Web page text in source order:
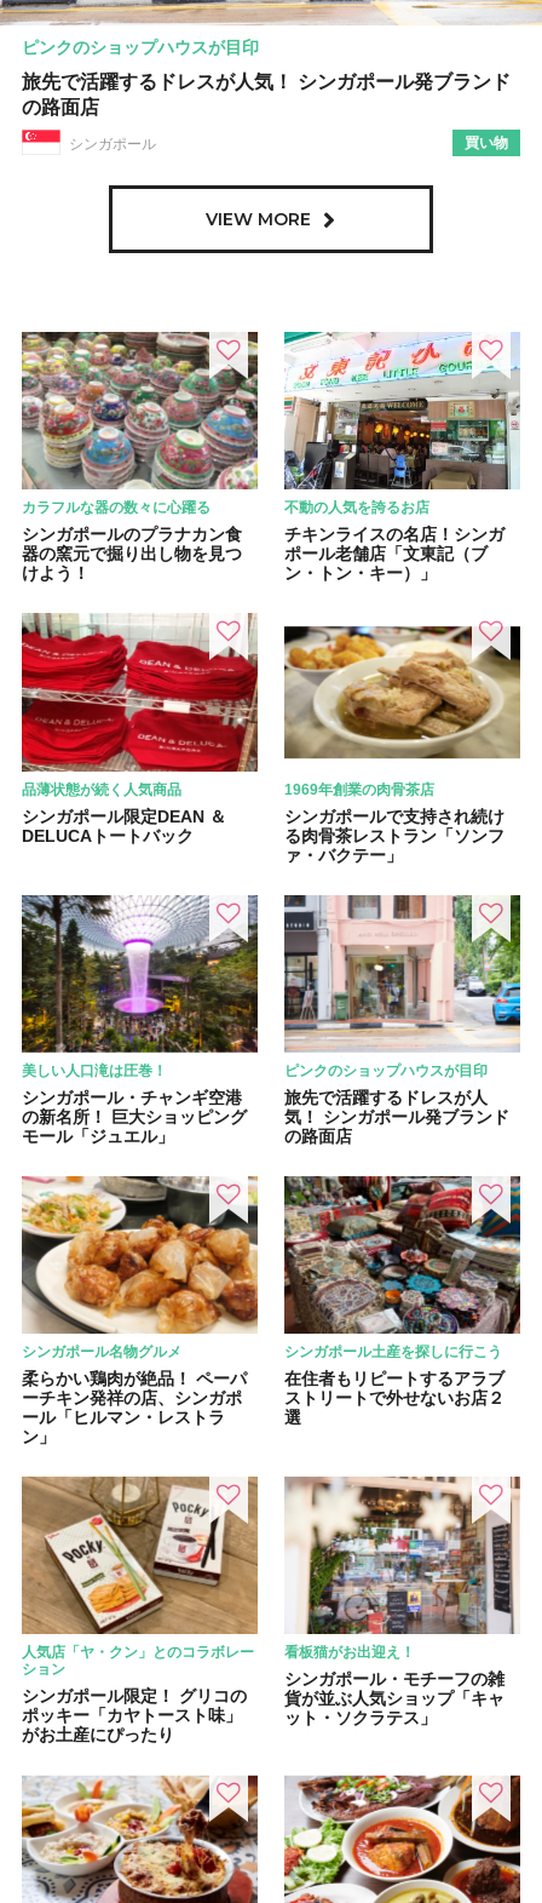
ピンクのショップハウスが目印
旅先で活躍するドレスが人気！ シンガポール発ブランド
の路面店
シンガポール 買い物
VIEW MORE
カラフルな器の数々に心躍る
シンガポールのプラナカン食
器の窯元で掘り出し物を見つ
けよう！
不動の人気を誇るお店
チキンライスの名店！シンガ
ポール老舗店「文東記（ブ
ン・トン・キー）」
品薄状態が続く人気商品
シンガポール限定DEAN ＆
DELUCAトートバック
1969年創業の肉骨茶店
シンガポールで支持され続け
る肉骨茶レストラン「ソンフ
ァ・バクテー」
美しい人口滝は圧巻！
シンガポール・チャンギ空港
の新名所！ 巨大ショッピング
モール「ジュエル」
ピンクのショップハウスが目印
旅先で活躍するドレスが人
気！ シンガポール発ブランド
の路面店
シンガポール名物グルメ
柔らかい鶏肉が絶品！ ペーパ
ーチキン発祥の店、シンガポ
ール「ヒルマン・レストラ
ン」
シンガポール土産を探しに行こう
在住者もリピートするアラブ
ストリートで外せないお店２
選
人気店「ヤ・クン」とのコラボレー
ション
シンガポール限定！ グリコの
ポッキー「カヤトースト味」
がお土産にぴったり
看板猫がお出迎え！
シンガポール・モチーフの雑
貨が並ぶ人気ショップ「キャ
ット・ソクラテス」